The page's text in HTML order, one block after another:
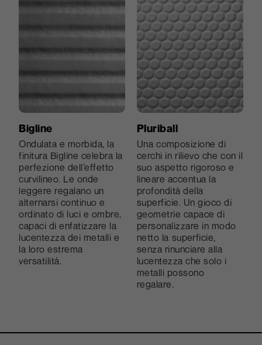
Bigline
Ondulata e morbida, la
finitura Bigline celebra la
perfezione dell’effetto
curvilineo. Le onde
leggere regalano un
alternarsi continuo e
ordinato di luci e ombre,
capaci di enfatizzare la
lucentezza dei metalli e
la loro estrema
versatilità.
Pluriball
Una composizione di
cerchi in rilievo che con il
suo aspetto rigoroso e
lineare accentua la
profondità della
superficie. Un gioco di
geometrie capace di
personalizzare in modo
netto la superficie,
senza rinunciare alla
lucentezza che solo i
metalli possono
regalare.